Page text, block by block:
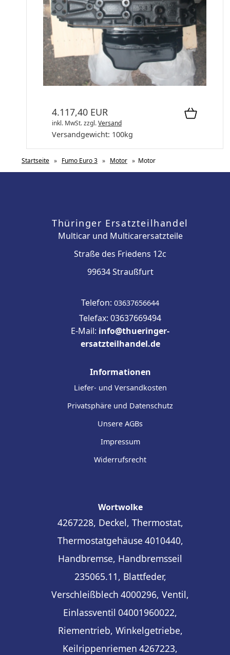
Rumpfmotor 261610.00RM
Rumpfmotor neu
4.117,40 EUR
inkl. MwSt.zzgl.Versand
Versandgewicht: 100kg
Startseite » Fumo Euro 3 » Motor » Motor
Thüringer Ersatzteilhandel
Multicar und Multicarersatzteile
Straße des Friedens 12c
99634 Straußfurt
Telefon: 03637656644
Telefax: 03637669494
E-Mail: info@thueringer-
ersatzteilhandel.de
Informationen
Liefer- und Versandkosten
Privatsphäre und Datenschutz
Unsere AGBs
Impressum
Widerrufsrecht
Wortwolke
4267228, Deckel, Thermostat,
Thermostatgehäuse 4010440,
Handbremse, Handbremsseil
235065.11, Blattfeder,
Verschleißblech 4000296, Ventil,
Einlassventil 04001960022,
Riementrieb, Winkelgetriebe,
Keilrippenriemen 4267223,